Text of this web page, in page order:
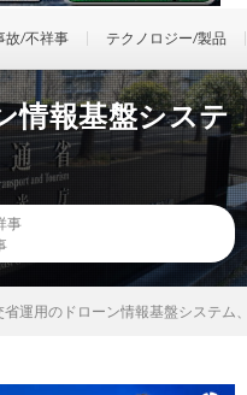
故/不祥事 テクノロジー/製品
情報基盤システ
事
省運用のドローン情報基盤システム